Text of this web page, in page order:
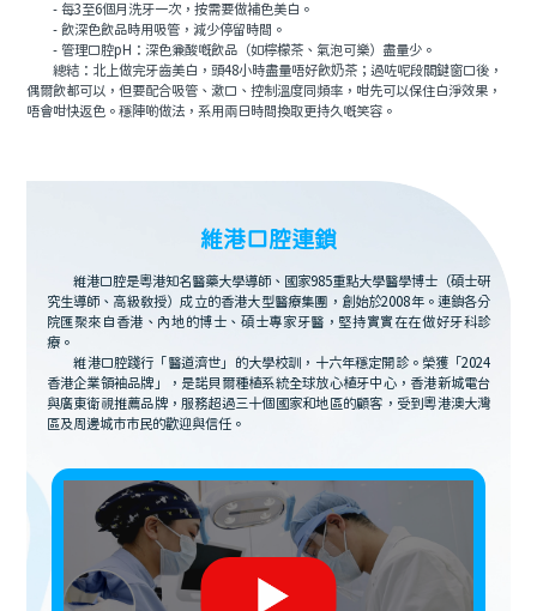
- 每3至6個月洗牙一次，按需要做補色美白。
- 飲深色飲品時用吸管，減少停留時間。
- 管理口腔pH：深色兼酸嘅飲品（如檸檬茶、氣泡可樂）盡量少。
總結：北上做完牙齒美白，頭48小時盡量唔好飲奶茶；過咗呢段關鍵窗口後，
偶爾飲都可以，但要配合吸管、漱口、控制溫度同頻率，咁先可以保住白淨效果，
唔會咁快返色。穩陣啲做法，系用兩日時間換取更持久嘅笑容。
維港口腔連鎖
維港口腔是粵港知名醫藥大學導師、國家985重點大學醫學博士（碩士研
究生導師、高級教授）成立的香港大型醫療集團，創始於2008年。連鎖各分
院匯聚來自香港、內地的博士、碩士專家牙醫，堅持實實在在做好牙科診
療。
維港口腔踐行「醫道濟世」的大學校訓，十六年穩定開診。榮獲「2024
香港企業領袖品牌」，是諾貝爾種植系統全球放心植牙中心，香港新城電台
與廣東衛視推薦品牌，服務超過三十個國家和地區的顧客，受到粵港澳大灣
區及周邊城市市民的歡迎與信任。